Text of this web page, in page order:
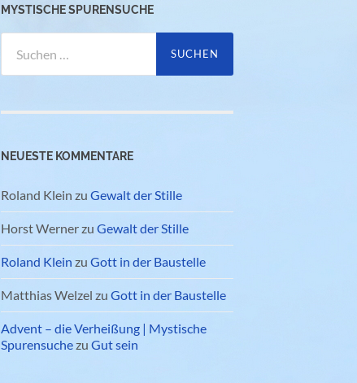
MYSTISCHE SPURENSUCHE
nach:
NEUESTE KOMMENTARE
Roland Klein zu Gewalt der Stille
Horst Wernerzu Gewalt der Stille
Roland Klein zu Gott in der Baustelle
Matthias Welzel zu Gott in der Baustelle
Advent – die Verheißung | Mystische
Spurensuchezu Gut sein